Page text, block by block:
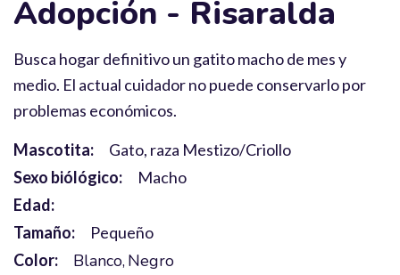
Adopción - Risaralda
Busca hogar definitivo un gatito macho de mes y
medio. El actual cuidador no puede conservarlo por
problemas económicos.
Mascotita:
Gato, raza Mestizo/Criollo
Sexo biólógico:
Macho
Edad:
Tamaño:
Pequeño
Color:
Blanco Negro